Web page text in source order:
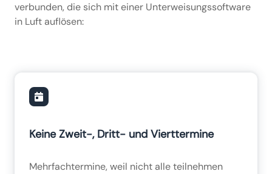
verbunden, die sich mit einer Unterweisungssoftware
in Luft auflösen:
Keine Zweit-, Dritt- und Vierttermine
Mehrfachtermine, weil nicht alle teilnehmen